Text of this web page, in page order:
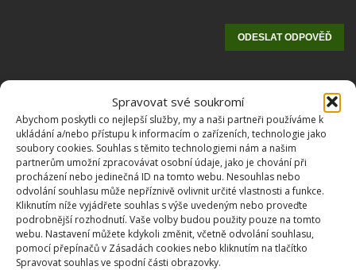
Spravovat své soukromí
Abychom poskytli co nejlepší služby, my a naši partneři používáme k
ukládání a/nebo přístupu k informacím o zařízeních, technologie jako
soubory cookies. Souhlas s těmito technologiemi nám a našim
partnerům umožní zpracovávat osobní údaje, jako je chování při
procházení nebo jedinečná ID na tomto webu. Nesouhlas nebo
odvolání souhlasu může nepříznivě ovlivnit určité vlastnosti a funkce.
Kliknutím níže vyjádřete souhlas s výše uvedeným nebo proveďte
podrobnější rozhodnutí. Vaše volby budou použity pouze na tomto
webu. Nastavení můžete kdykoli změnit, včetně odvolání souhlasu,
pomocí přepínačů v Zásadách cookies nebo kliknutím na tlačítko
Spravovat souhlas ve spodní části obrazovky.
OBLÍBENÉ ČLÁNKY
Pokuta až 10 000 Kč hrozí za nesprávné sekání i
nesekání trávy. Záleží i na prostředku a lokaci
1.6.2026